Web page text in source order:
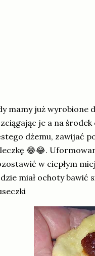
mamy już wyrobione
je a na środek
dżemu, zawijać
😂😂.
w ciepłym
miał ochoty bawić